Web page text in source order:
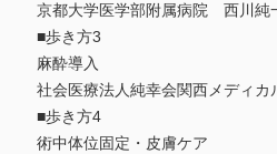
京都大学医学部附属病院 西川純
■歩き方3
麻酔導入
社会医療法人純幸会関西メディ
■歩き方4
術中体位固定・皮膚ケア